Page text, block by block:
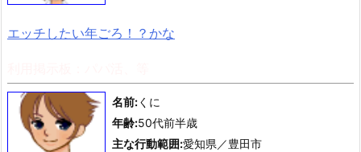
エッチしたい年ごろ！？かな
名前:くに
年齢:50代前半歳
主な行動範囲:愛知県／豊田市